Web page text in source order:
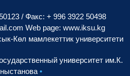
/ Факс: + 996 3922 50498
Web page: www.iksu.kg
Көл мамлекеттик университети
университет им.К.
•